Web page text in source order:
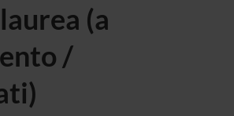
(a
/